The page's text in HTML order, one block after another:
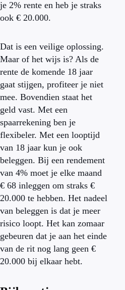
je 2% rente en heb je straks
ook € 20.000.
Dat is een veilige oplossing.
Maar of het wijs is? Als de
rente de komende 18 jaar
gaat stijgen, profiteer je niet
mee. Bovendien staat het
geld vast. Met een
spaarrekening ben je
flexibeler. Met een looptijd
van 18 jaar kun je ook
beleggen. Bij een rendement
van 4% moet je elke maand
€ 68 inleggen om straks €
20.000 te hebben. Het nadeel
van beleggen is dat je meer
risico loopt. Het kan zomaar
gebeuren dat je aan het einde
van de rit nog lang geen €
20.000 bij elkaar hebt.